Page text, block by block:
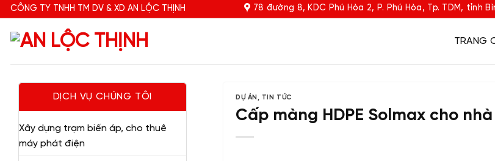
Bỏ
nội
CÔNG TY TNHH TM DV & XD AN LỘC THỊNH 78 đường 8, KDC Phú Hòa 2, P. Phú Hòa, Tp. TDM, tỉnh
TRANG
DỊCH VỤ CHÚNG TÔI
Xây dựng trạm biến áp, cho thuê
máy phát điện
DỰ ÁN , TIN TỨC
Cấp màng HDPE Solmax cho